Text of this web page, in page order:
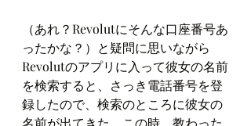
（あれ？Revolutにそんな口座番号あ
ったかな？）と疑問に思いながら
Revolutのアプリに入って彼女の名前
を検索すると、さっき電話番号を登
録したので、検索のところに彼女の
名前が出てきた。この時、教わった